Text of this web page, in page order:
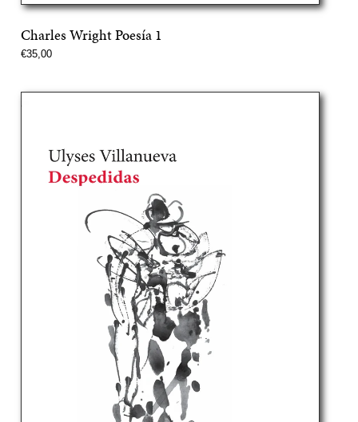
Charles Wright Poesía 1
Precio
€35,00